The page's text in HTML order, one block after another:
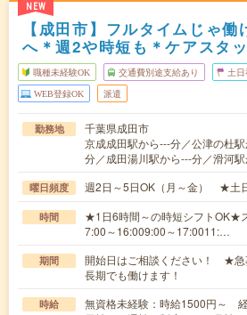
NEW
【成田市】フルタイムじゃ
へ＊週2や時短も＊ケアスタ
職種未経験OK 交通費別途支給あり 土
WEB登録OK 派遣
勤務地
千葉県成田市
京成成田駅から---分／公津の杜
分／成田湯川駅から---分／滑河
曜日頻度 週2日～5日OK（月～金） ★土
時間
★1日6時間～の時短シフトOK★
7:00～16:009:00～17:0011:…
期間
開始日はご相談ください！ ★
長期でも働けます！
時給
無資格未経験：時給1500円～